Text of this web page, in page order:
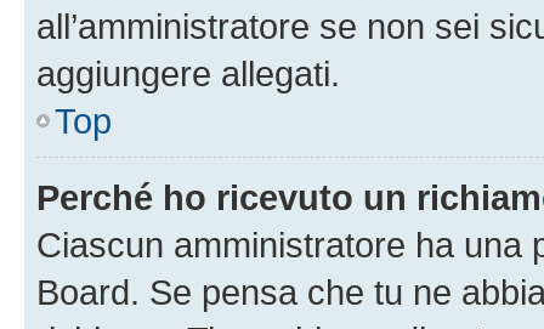
all’amministratore se non sei
aggiungere allegati.
Top
Perché ho ricevuto un
Ciascun amministratore ha una
Board. Se pensa che tu ne